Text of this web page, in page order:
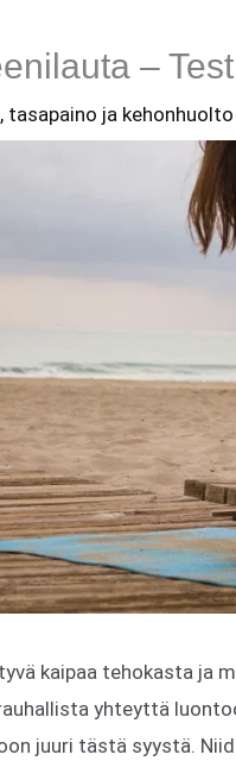
–
ja kehonhuolto
kaipaa tehokasta ja
yhteyttä
juuri tästä syystä.